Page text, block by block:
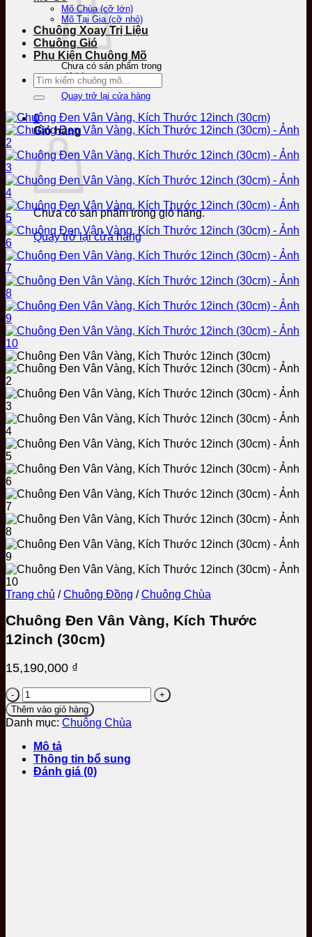
Chưa có sản phẩm trong
giỏ hàng.
Quay trở lại cửa hàng
0
Giỏ hàng
Chưa có sản phẩm trong giỏ hàng.
Quay trở lại cửa hàng
Mõ Chùa (cỡ lớn)
Mõ Tại Gia (cỡ nhỏ)
Chuông Xoay Trị Liệu
Chuông Gió
Phụ Kiện Chuông Mõ
Tìm
kiếm:
Trang chủ / Chuông Đồng / Chuông Chùa
Chuông Đen Vân Vàng, Kích Thước
12inch (30cm)
15,190,000 ₫
Chuông
Đen
Vân
Vàng,
Kích
Thước
12inch
(30cm)
Thêm vào giỏ hàng
Danh mục: Chuông Chùa
Mô tả
Thông tin bổ sung
Đánh giá (0)